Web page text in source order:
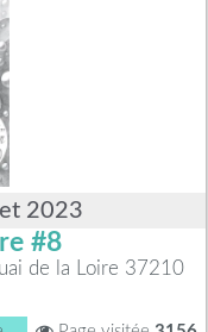
2023
#8
de la Loire 37210